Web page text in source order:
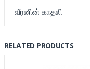
வீரனின் காதலி
RELATED PRODUCTS